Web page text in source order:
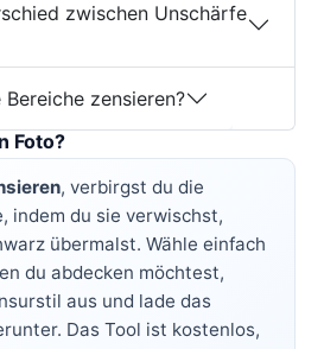
zwischen Unschärfe
zensieren?
Foto?
, verbirgst du die
indem du sie verwischst,
übermalst. Wähle einfach
du abdecken möchtest,
aus und lade das
Das Tool ist kostenlos,